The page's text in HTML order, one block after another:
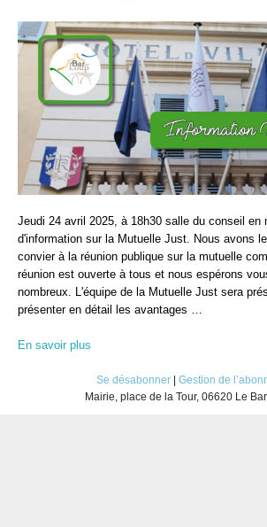
Jeudi 24 avril 2025, à 18h30 salle du conseil en
d'information sur la Mutuelle Just. Nous avons
convier à la réunion publique sur la mutuelle
réunion est ouverte à tous et nous espérons
nombreux. L'équipe de la Mutuelle Just sera
présenter en détail les avantages …
En savoir plus
Se désabonner
Gestion de
Mairie, place de la Tour, 06620 Le